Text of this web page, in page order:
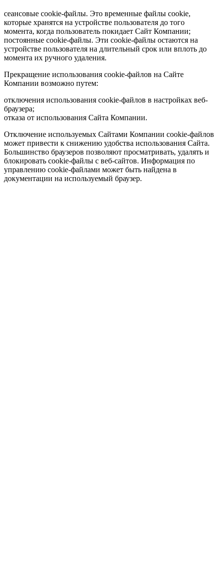
сеансовые cookie-файлы. Это временные файлы cookie,
которые хранятся на устройстве пользователя до того
момента, когда пользователь покидает Сайт Компании;
постоянные cookie-файлы. Эти cookie-файлы остаются на
устройстве пользователя на длительный срок или вплоть до
момента их ручного удаления.
Прекращение использования cookie-файлов на Сайте
Компании возможно путем:
отключения использования cookie-файлов в настройках веб-
браузера;
отказа от использования Сайта Компании.
Отключение используемых Сайтами Компании cookie-файлов
может привести к снижению удобства использования Сайта.
Большинство браузеров позволяют просматривать, удалять и
блокировать cookie-файлы c веб-сайтов. Информация по
управлению cookie-файлами может быть найдена в
документации на используемый браузер.